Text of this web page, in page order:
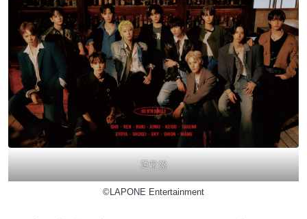
通常盤
©LAPONE Entertainment